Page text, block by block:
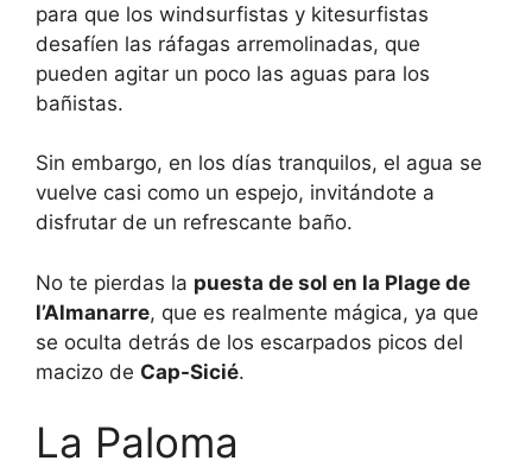
para que los windsurfistas y kitesurfistas
desafíen las ráfagas arremolinadas, que
pueden agitar un poco las aguas para los
bañistas.
Sin embargo, en los días tranquilos, el agua se
vuelve casi como un espejo, invitándote a
disfrutar de un refrescante baño.
No te pierdas la puesta de sol en la Plage de
l’Almanarre, que es realmente mágica, ya que
se oculta detrás de los escarpados picos del
macizo de Cap-Sicié.
La Paloma